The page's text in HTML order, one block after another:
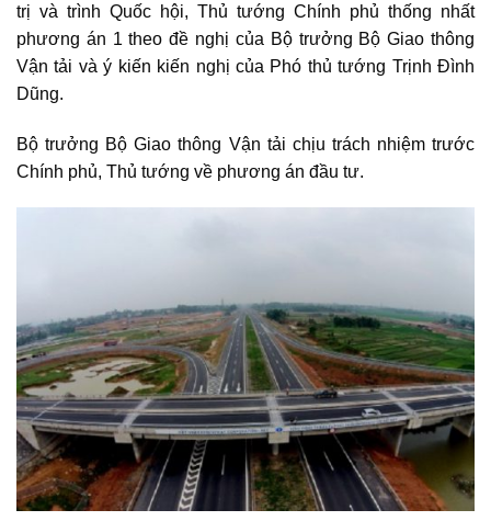
trị và trình Quốc hội, Thủ tướng Chính phủ thống nhất
phương án 1 theo đề nghị của Bộ trưởng Bộ Giao thông
Vận tải và ý kiến kiến nghị của Phó thủ tướng Trịnh Đình
Dũng.
Bộ trưởng Bộ Giao thông Vận tải chịu trách nhiệm trước
Chính phủ, Thủ tướng về phương án đầu tư.